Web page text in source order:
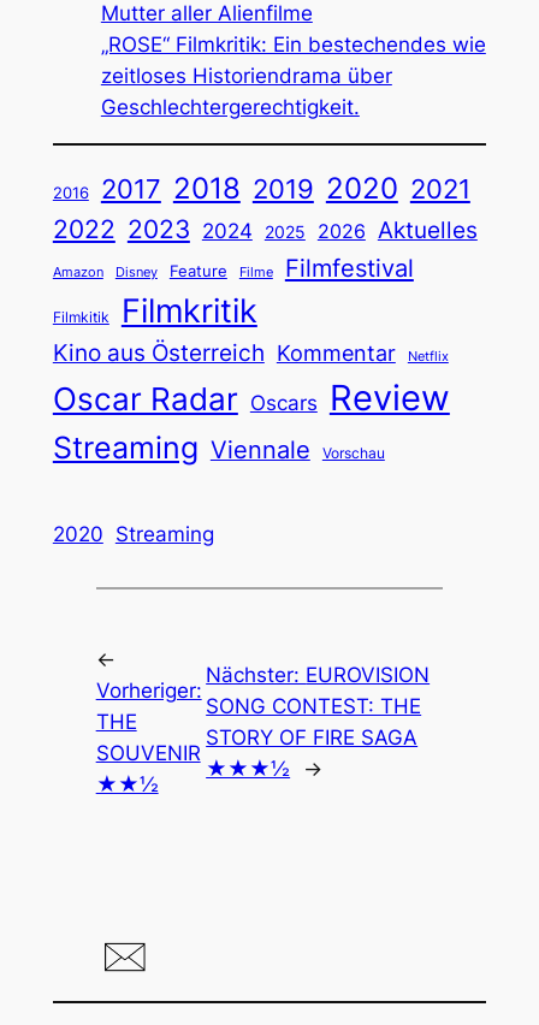
Mutter aller Alienfilme
„ROSE“ Filmkritik: Ein bestechendes wie
zeitloses Historiendrama über
Geschlechtergerechtigkeit.
2016 2017 2018 2019 2020 2021
2022 2023 2024 2025 2026 Aktuelles
Amazon Disney Feature Filme Filmfestival
Filmkitik Filmkritik
Kino aus Österreich Kommentar Netflix
Oscar Radar Oscars Review
Streaming Viennale Vorschau
2020 Streaming
←
Vorheriger:
THE
SOUVENIR
★★½
Nächster: EUROVISION
SONG CONTEST: THE
STORY OF FIRE SAGA
★★★½
→